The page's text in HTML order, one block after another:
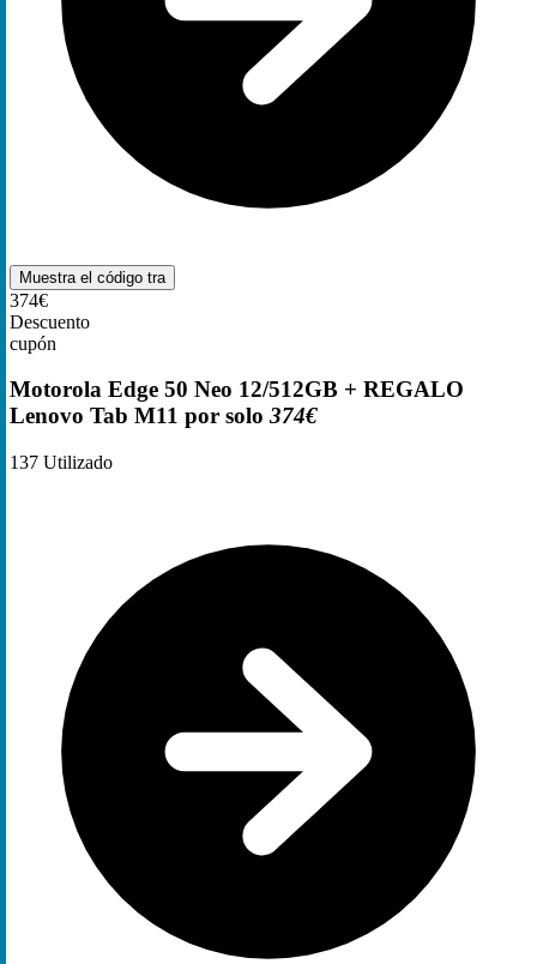
Muestra el código tra
374€
Descuento
cupón
Motorola Edge 50 Neo 12/512GB + REGALO
Lenovo Tab M11 por solo 374€
137 Utilizado